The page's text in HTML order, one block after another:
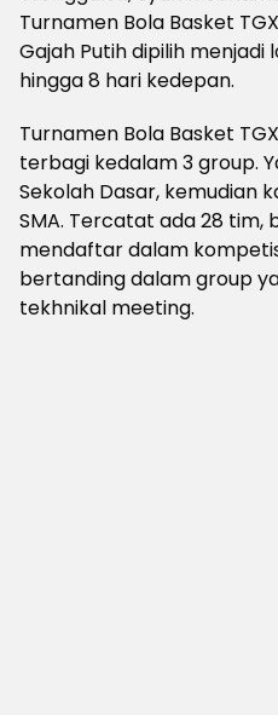
Turnamen Bola Basket
Gajah Putih dipilih
hingga 8 hari kedepan.
Turnamen Bola Basket
terbagi kedalam 3 group.
Sekolah Dasar, kemudian
SMA. Tercatat ada 28
mendaftar dalam
bertanding dalam group
tekhnikal meeting.